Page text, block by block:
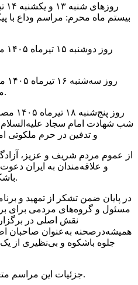
بیستم ماه محرم: مراسم وداع با
مراسم تشییع در شهر مقدّس قم.
روز
شب شهادت امام سجاد
و تدفین در حرم ملکوتی
از عموم مردم شریف و عزیز،
و علاقه‌مندان به‌ ایران
باشکوه، آن رهبر شهید را بدرقه کنند.
در پایان ضمن تشکر از تمهید و
مسئول و گروه‌های مردمی برای
نقش اصلی در
همیشه‌درصحنه به‌عنوان صاحبان
جلوه باشکوه و بی‌نظیری از
جزئیات این مراسم متعاقباً به‌اطلاع عموم خواهد رسید.